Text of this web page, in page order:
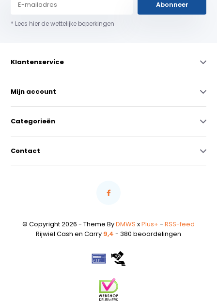
Abonneer
* Lees hier de wettelijke beperkingen
Klantenservice
Mijn account
Categorieën
Contact
© Copyright 2026 - Theme ByDMWS xPlus+ - RSS-feed
Rijwiel Cash en Carry 9,4 - 380 beoordelingen